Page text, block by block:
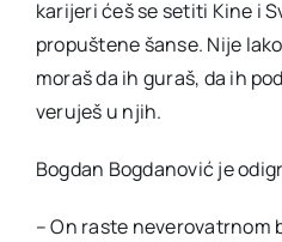
karijeri ćeš se setiti Kine i
propuštene šanse. Nije
moraš da ih guraš, da ih
veruješ u njih.
Bogdan Bogdanović je
– On raste neverovatrnom